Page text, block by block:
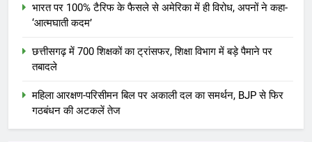
भारत पर 100% टैरिफ के फैसले से अमेरिका में ही विरोध, अपनों ने कहा-
‘आत्मघाती कदम’
छत्तीसगढ़ में 700 शिक्षकों का ट्रांसफर, शिक्षा विभाग में बड़े पैमाने पर
तबादले
महिला आरक्षण-परिसीमन बिल पर अकाली दल का समर्थन, BJP से फिर
गठबंधन की अटकलें तेज